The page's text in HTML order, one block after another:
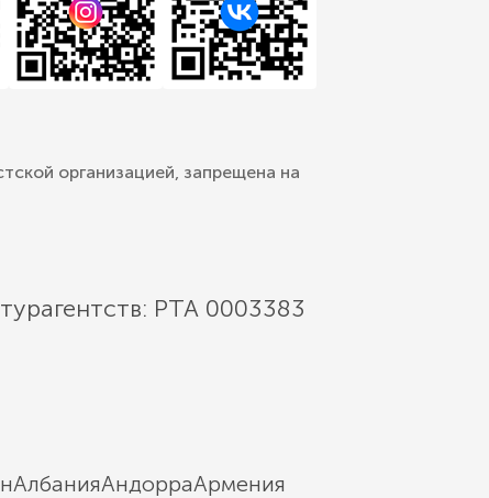
организацией, запрещена на
РТА 0003383
АлбанияАндорраАрмения